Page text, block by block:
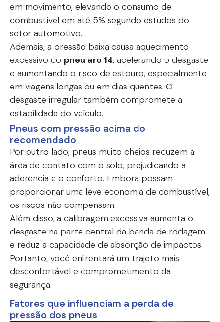
em movimento, elevando o consumo de
combustível em até 5% segundo estudos do
setor automotivo.
Ademais, a pressão baixa causa aquecimento
excessivo do pneu aro 14, acelerando o desgaste
e aumentando o risco de estouro, especialmente
em viagens longas ou em dias quentes. O
desgaste irregular também compromete a
estabilidade do veículo.
Pneus com pressão acima do
recomendado
Por outro lado, pneus muito cheios reduzem a
área de contato com o solo, prejudicando a
aderência e o conforto. Embora possam
proporcionar uma leve economia de combustível,
os riscos não compensam.
Além disso, a calibragem excessiva aumenta o
desgaste na parte central da banda de rodagem
e reduz a capacidade de absorção de impactos.
Portanto, você enfrentará um trajeto mais
desconfortável e comprometimento da
segurança.
Fatores que influenciam a perda de
pressão dos pneus